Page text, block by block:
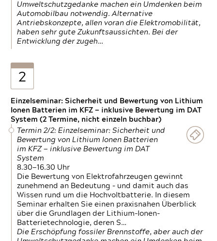
Umweltschutzgedanke machen ein Umdenken beim
Automobilbau notwendig. Alternative
Antriebskonzepte, allen voran die Elektromobilität,
haben sehr gute Zukunftsaussichten. Bei der
Entwicklung der zugeh…
2
Einzelseminar: Sicherheit und Bewertung von Lithium
Ionen Batterien im KFZ — inklusive Bewertung im DAT
System (2 Termine, nicht einzeln buchbar)
Termin 2/2: Einzelseminar: Sicherheit und
Bewertung von Lithium Ionen Batterien
im KFZ — inklusive Bewertung im DAT
System
8.30—16.30 Uhr
Die Bewertung von Elektrofahrzeugen gewinnt
zunehmend an Bedeutung – und damit auch das
Wissen rund um die Hochvoltbatterie. In diesem
Seminar erhalten Sie einen praxisnahen Überblick
über die Grundlagen der Lithium-Ionen-
Batterietechnologie, deren S…
Die Erschöpfung fossiler Brennstoffe, aber auch der